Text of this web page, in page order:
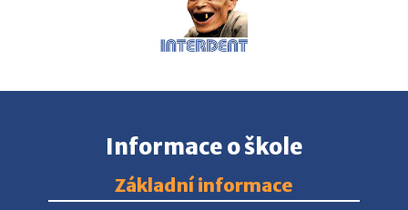
Informace o škole
Základní informace